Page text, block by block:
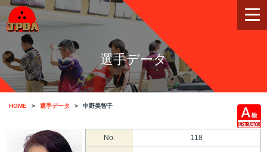
選手データ
HOME 選手データ 中野美智子
No. 118